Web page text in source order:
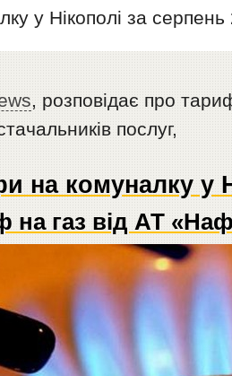
у Нікополі за серпень
, розповідає про
послуг,
на комуналку у
на газ від АТ